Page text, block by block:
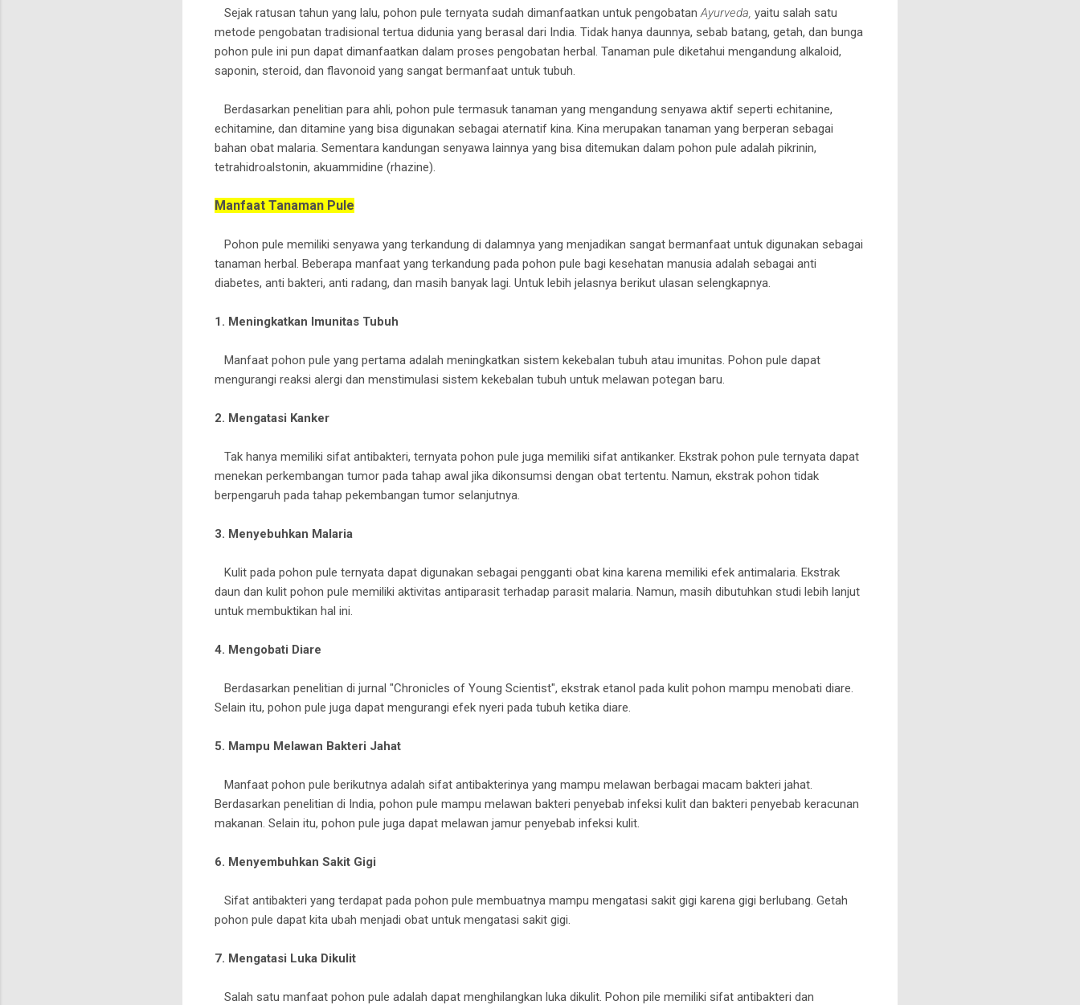
Sejak ratusan tahun yang lalu, pohon pule ternyata sudah dimanfaatkan untuk pengobatanAyurveda, yaitu salah satu
metode pengobatan tradisional tertua didunia yang berasal dari India. Tidak hanya daunnya, sebab batang, getah, dan bunga
pohon pule ini pun dapat dimanfaatkan dalam proses pengobatan herbal. Tanaman pule diketahui mengandung alkaloid,
saponin, steroid, dan flavonoid yang sangat bermanfaat untuk tubuh.
Berdasarkan penelitian para ahli, pohon pule termasuk tanaman yang mengandung senyawa aktif seperti echitanine,
echitamine, dan ditamine yang bisa digunakan sebagai aternatif kina. Kina merupakan tanaman yang berperan sebagai
bahan obat malaria. Sementara kandungan senyawa lainnya yang bisa ditemukan dalam pohon pule adalah pikrinin,
tetrahidroalstonin, akuammidine (rhazine).
Manfaat Tanaman Pule
Pohon pule memiliki senyawa yang terkandung di dalamnya yang menjadikan sangat bermanfaat untuk digunakan sebagai
tanaman herbal. Beberapa manfaat yang terkandung pada pohon pule bagi kesehatan manusia adalah sebagai anti
diabetes, anti bakteri, anti radang, dan masih banyak lagi. Untuk lebih jelasnya berikut ulasan selengkapnya.
1. Meningkatkan Imunitas Tubuh
Manfaat pohon pule yang pertama adalah meningkatkan sistem kekebalan tubuh atau imunitas. Pohon pule dapat
mengurangi reaksi alergi dan menstimulasi sistem kekebalan tubuh untuk melawan potegan baru.
2. Mengatasi Kanker
Tak hanya memiliki sifat antibakteri, ternyata pohon pule juga memiliki sifat antikanker. Ekstrak pohon pule ternyata dapat
menekan perkembangan tumor pada tahap awal jika dikonsumsi dengan obat tertentu. Namun, ekstrak pohon tidak
berpengaruh pada tahap pekembangan tumor selanjutnya.
3. Menyebuhkan Malaria
Kulit pada pohon pule ternyata dapat digunakan sebagai pengganti obat kina karena memiliki efek antimalaria. Ekstrak
daun dan kulit pohon pule memiliki aktivitas antiparasit terhadap parasit malaria. Namun, masih dibutuhkan studi lebih lanjut
untuk membuktikan hal ini.
4. Mengobati Diare
Berdasarkan penelitian di jurnal "Chronicles of Young Scientist", ekstrak etanol pada kulit pohon mampu menobati diare.
Selain itu, pohon pule juga dapat mengurangi efek nyeri pada tubuh ketika diare.
5. Mampu Melawan Bakteri Jahat
Manfaat pohon pule berikutnya adalah sifat antibakterinya yang mampu melawan berbagai macam bakteri jahat.
Berdasarkan penelitian di India, pohon pule mampu melawan bakteri penyebab infeksi kulit dan bakteri penyebab keracunan
makanan. Selain itu, pohon pule juga dapat melawan jamur penyebab infeksi kulit.
6. Menyembuhkan Sakit Gigi
Sifat antibakteri yang terdapat pada pohon pule membuatnya mampu mengatasi sakit gigi karena gigi berlubang. Getah
pohon pule dapat kita ubah menjadi obat untuk mengatasi sakit gigi.
7. Mengatasi Luka Dikulit
Salah satu manfaat pohon pule adalah dapat menghilangkan luka dikulit. Pohon pile memiliki sifat antibakteri dan